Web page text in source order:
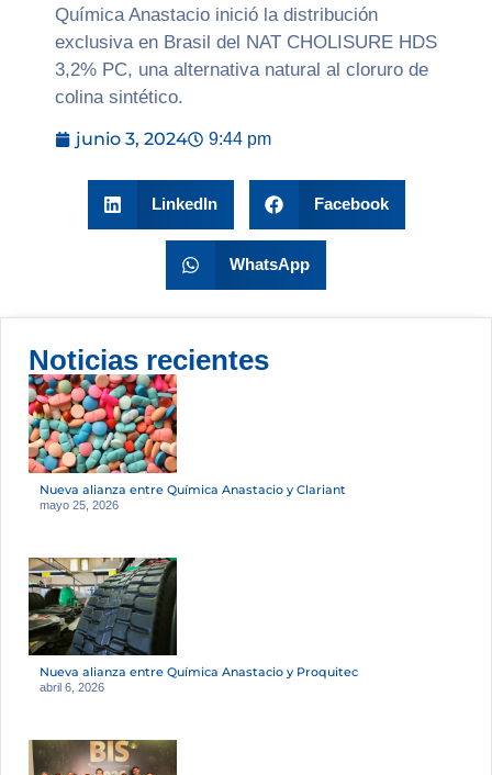
Química Anastacio inició la distribución
exclusiva en Brasil del NAT CHOLISURE HDS
3,2% PC, una alternativa natural al cloruro de
colina sintético.
junio 3, 2024 9:44 pm
LinkedIn Facebook
WhatsApp
Noticias recientes
Nueva alianza entre Química Anastacio y Clariant
mayo 25, 2026
Nueva alianza entre Química Anastacio y Proquitec
abril 6, 2026